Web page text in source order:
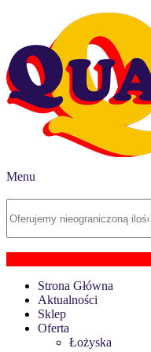
Menu
Strona Główna
Aktualności
Sklep
Oferta
Łożyska